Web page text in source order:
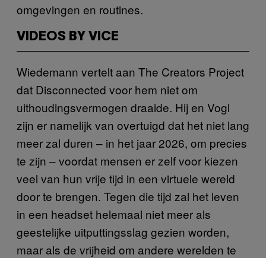
omgevingen en routines.
VIDEOS BY VICE
Wiedemann vertelt aan The Creators Project
dat Disconnected voor hem niet om
uithoudingsvermogen draaide. Hij en Vogl
zijn er namelijk van overtuigd dat het niet lang
meer zal duren – in het jaar 2026, om precies
te zijn – voordat mensen er zelf voor kiezen
veel van hun vrije tijd in een virtuele wereld
door te brengen. Tegen die tijd zal het leven
in een headset helemaal niet meer als
geestelijke uitputtingsslag gezien worden,
maar als de vrijheid om andere werelden te